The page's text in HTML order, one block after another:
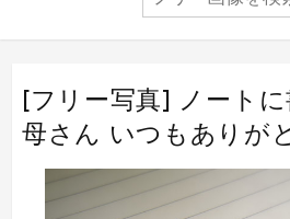
[フリー写真] ノート
母さん いつもありが